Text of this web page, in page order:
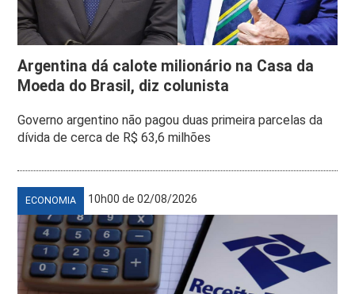
Argentina dá calote milionário na Casa da
Moeda do Brasil, diz colunista
Governo argentino não pagou duas primeira parcelas da
dívida de cerca de R$ 63,6 milhões
ECONOMIA 10h00 de 02/08/2026